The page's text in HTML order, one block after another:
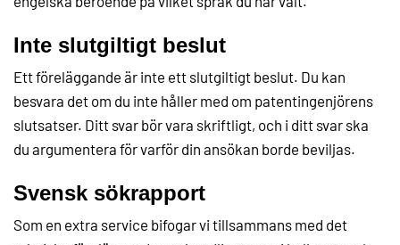
Inte slutgiltigt beslut
Ett föreläggande är inte ett slutgiltigt beslut. Du kan
besvara det om du inte håller med om patentingenjörens
slutsatser. Ditt svar bör vara skriftligt, och i ditt svar ska
du argumentera för varför din ansökan borde beviljas.
Svensk sökrapport
Som en extra service bifogar vi tillsammans med det